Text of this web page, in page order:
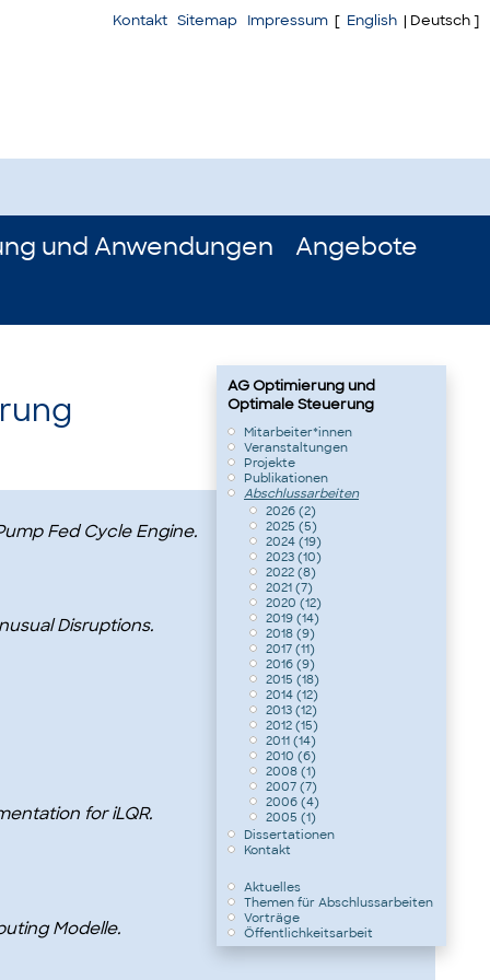
und Anwendungen Angebote
Kontakt Sitemap Impressum [ English | Deutsch ]
AG Optimierung und
Optimale Steuerung
Mitarbeiter*innen
Veranstaltungen
Projekte
Publikationen
Abschlussarbeiten
2026 (2)
2025 (5)
2024 (19)
2023 (10)
2022 (8)
2021 (7)
2020 (12)
2019 (14)
2018 (9)
2017 (11)
2016 (9)
2015 (18)
2014 (12)
2013 (12)
2012 (15)
2011 (14)
2010 (6)
2008 (1)
2007 (7)
2006 (4)
2005 (1)
Dissertationen
Kontakt
Aktuelles
Themen für Abschlussarbeiten
Vorträge
Öffentlichkeitsarbeit
Fed Cycle Engine.
Disruptions.
for iLQR.
Modelle.